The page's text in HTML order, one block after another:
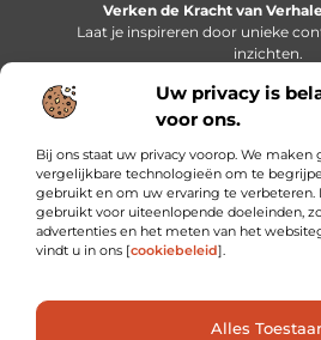
Uw privacy is
voor ons.
Bij ons staat uw privacy voorop. We
vergelijkbare technologieën om te
gebruikt en om uw ervaring te verbeteren.
gebruikt voor uiteenlopende doeleinden,
advertenties en het meten van het
vindt u in ons [cookiebeleid].
Alles
Verken de Kracht van
Laat je inspireren door unieke
inzichten.
Bericht categorie
Onze informatie